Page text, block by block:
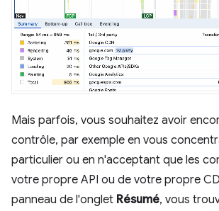
Mais parfois, vous souhaitez avoir
contrôle, par exemple en vous
particulier ou en n'acceptant que les
votre propre API ou de votre propre
panneau de l'onglet Résumé, vous